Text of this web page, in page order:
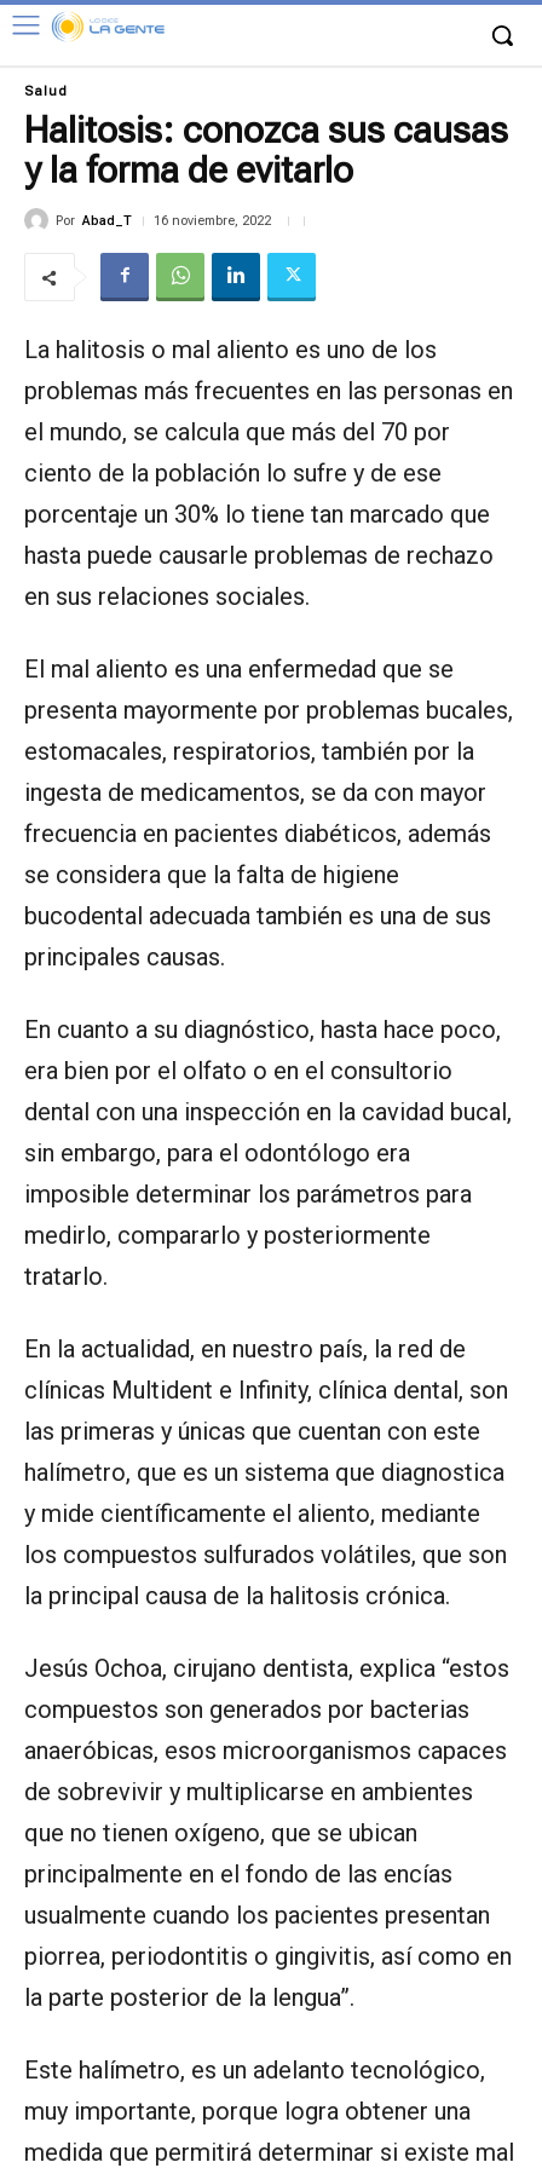
Salud
Halitosis: conozca sus causas
y la forma de evitarlo
Por Abad_T 16 noviembre, 2022
La halitosis o mal aliento es uno de los
problemas más frecuentes en las personas en
el mundo, se calcula que más del 70 por
ciento de la población lo sufre y de ese
porcentaje un 30% lo tiene tan marcado que
hasta puede causarle problemas de rechazo
en sus relaciones sociales.
El mal aliento es una enfermedad que se
presenta mayormente por problemas bucales,
estomacales, respiratorios, también por la
ingesta de medicamentos, se da con mayor
frecuencia en pacientes diabéticos, además
se considera que la falta de higiene
bucodental adecuada también es una de sus
principales causas.
En cuanto a su diagnóstico, hasta hace poco,
era bien por el olfato o en el consultorio
dental con una inspección en la cavidad bucal,
sin embargo, para el odontólogo era
imposible determinar los parámetros para
medirlo, compararlo y posteriormente
tratarlo.
En la actualidad, en nuestro país, la red de
clínicas Multident e Infinity, clínica dental, son
las primeras y únicas que cuentan con este
halímetro, que es un sistema que diagnostica
y mide científicamente el aliento, mediante
los compuestos sulfurados volátiles, que son
la principal causa de la halitosis crónica.
Jesús Ochoa, cirujano dentista, explica “estos
compuestos son generados por bacterias
anaeróbicas, esos microorganismos capaces
de sobrevivir y multiplicarse en ambientes
que no tienen oxígeno, que se ubican
principalmente en el fondo de las encías
usualmente cuando los pacientes presentan
piorrea, periodontitis o gingivitis, así como en
la parte posterior de la lengua”.
Este halímetro, es un adelanto tecnológico,
muy importante, porque logra obtener una
medida que permitirá determinar si existe mal